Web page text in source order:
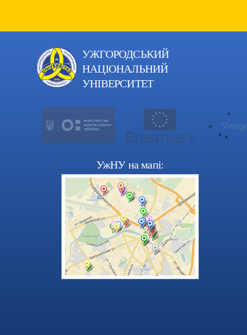
УЖГОРОДСЬКИЙ
НАЦІОНАЛЬНИЙ
УНІВЕРСИТЕТ
УжНУ на мапі: